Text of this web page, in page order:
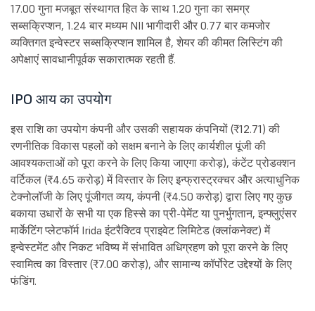
17.00 गुना मजबूत संस्थागत हित के साथ 1.20 गुना का समग्र
सब्सक्रिप्शन, 1.24 बार मध्यम NII भागीदारी और 0.77 बार कमजोर
व्यक्तिगत इन्वेस्टर सब्सक्रिप्शन शामिल है, शेयर की कीमत लिस्टिंग की
अपेक्षाएं सावधानीपूर्वक सकारात्मक रहती हैं.
IPO आय का उपयोग
इस राशि का उपयोग कंपनी और उसकी सहायक कंपनियों (₹12.71) की
रणनीतिक विकास पहलों को सक्षम बनाने के लिए कार्यशील पूंजी की
आवश्यकताओं को पूरा करने के लिए किया जाएगा करोड़), कंटेंट प्रोडक्शन
वर्टिकल (₹4.65 करोड़) में विस्तार के लिए इन्फ्रास्ट्रक्चर और अत्याधुनिक
टेक्नोलॉजी के लिए पूंजीगत व्यय, कंपनी (₹4.50 करोड़) द्वारा लिए गए कुछ
बकाया उधारों के सभी या एक हिस्से का प्री-पेमेंट या पुनर्भुगतान, इन्फ्लुएंसर
मार्केटिंग प्लेटफॉर्म Irida इंटरैक्टिव प्राइवेट लिमिटेड (क्लांकनेक्ट) में
इन्वेस्टमेंट और निकट भविष्य में संभावित अधिग्रहण को पूरा करने के लिए
स्वामित्व का विस्तार (₹7.00 करोड़), और सामान्य कॉर्पोरेट उद्देश्यों के लिए
फंडिंग.